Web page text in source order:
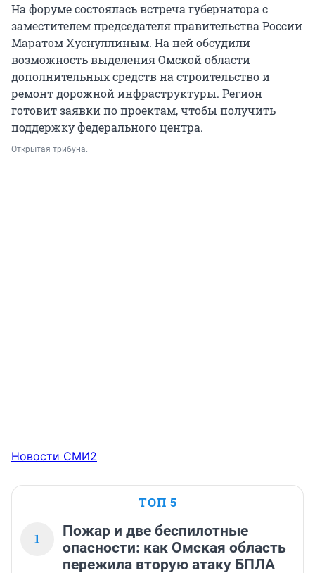
На форуме состоялась встреча губернатора с
заместителем председателя правительства России
Маратом Хуснуллиным. На ней обсудили
возможность выделения Омской области
дополнительных средств на строительство и
ремонт дорожной инфраструктуры. Регион
готовит заявки по проектам, чтобы получить
поддержку федерального центра.
Открытая трибуна.
Новости СМИ2
ТОП 5
1
Пожар и две беспилотные
опасности: как Омская область
пережила вторую атаку БПЛА